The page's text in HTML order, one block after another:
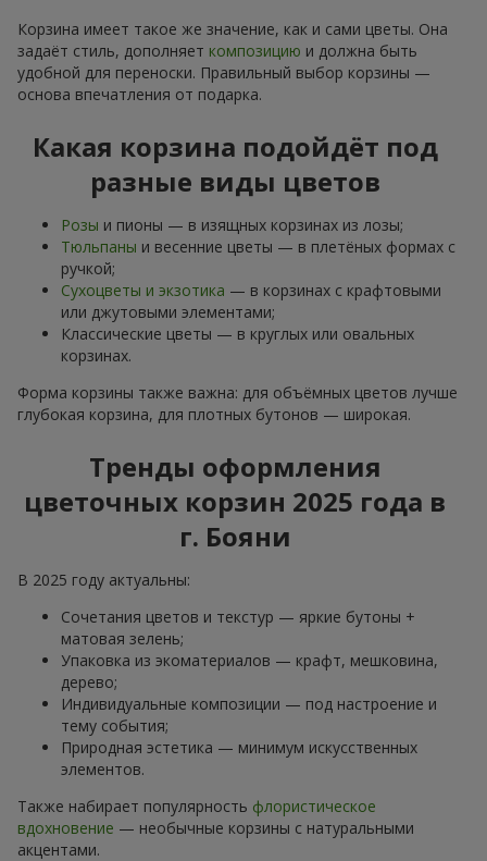
Корзина имеет такое же значение, как и сами цветы. Она
задаёт стиль, дополняет композицию и должна быть
удобной для переноски. Правильный выбор корзины —
основа впечатления от подарка.
Какая корзина подойдёт под
разные виды цветов
Розы и пионы — в изящных корзинах из лозы;
Тюльпаны и весенние цветы — в плетёных формах с
ручкой;
Сухоцветы и экзотика — в корзинах с крафтовыми
или джутовыми элементами;
Классические цветы — в круглых или овальных
корзинах.
Форма корзины также важна: для объёмных цветов лучше
глубокая корзина, для плотных бутонов — широкая.
Тренды оформления
цветочных корзин 2025 года в
г. Бояни
В 2025 году актуальны:
Сочетания цветов и текстур — яркие бутоны +
матовая зелень;
Упаковка из экоматериалов — крафт, мешковина,
дерево;
Индивидуальные композиции — под настроение и
тему события;
Природная эстетика — минимум искусственных
элементов.
Также набирает популярность флористическое
вдохновение — необычные корзины с натуральными
акцентами.